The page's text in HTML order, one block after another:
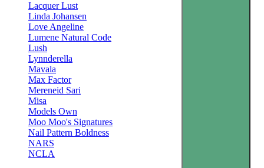
Lacquer Lust
Linda Johansen
Love Angeline
Lumene Natural Code
Lush
Lynnderella
Mavala
Max Factor
Mereneid Sari
Misa
Models Own
Moo Moo's Signatures
Nail Pattern Boldness
NARS
NCLA